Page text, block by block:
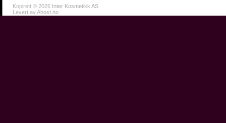
Kopirett © 2026 Inter Kosmetikk AS
Levert avAhost.no